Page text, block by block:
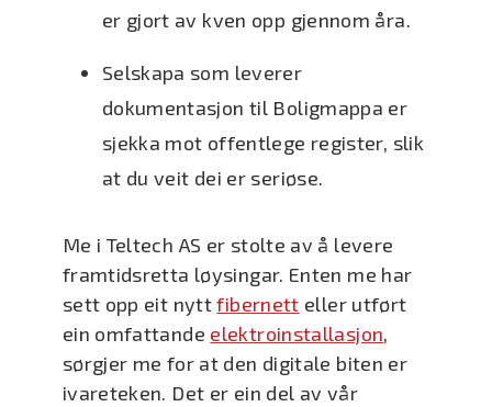
er gjort av kven opp gjennom åra.
Selskapa som leverer
dokumentasjon til Boligmappa er
sjekka mot offentlege register, slik
at du veit dei er seriøse.
Me i Teltech AS er stolte av å levere
framtidsretta løysingar. Enten me har
sett opp eit nyttfibernett eller utført
ein omfattande elektroinstallasjon,
sørgjer me for at den digitale biten er
ivareteken. Det er ein del av vår